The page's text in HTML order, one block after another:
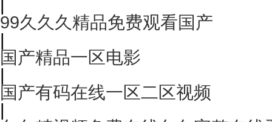
|
99久久久精品免费观看国产
|
国产精品一区电影
|
国产有码在线一区二区视频
|